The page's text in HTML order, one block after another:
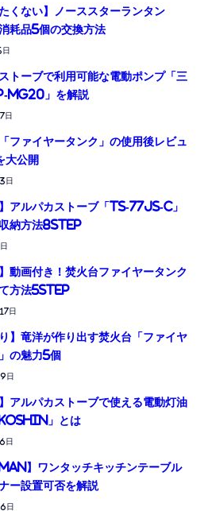
たくない】ノーススターランタン
耗品5個の交換方法
トーブで利用可能な電動ポンプ「三
MG20」を解説
日
ファイヤータンク」の使用後レビュ
大公開
日
】アルパカストーブ「TS-77JS-C」
納方法8STEP
】動画付き！焚火台ファイヤータンク
方法5STEP
日
り】竜洋が作り出す焚火台「ファイヤ
の魅力5個
日
】アルパカストーブで使える電動灯油
」とは
日
】ワンタッチキッチンテーブル
ー設置可否を解説
日